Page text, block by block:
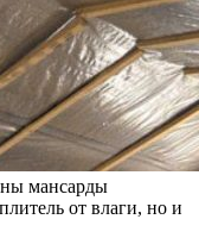
мансарды
от влаги, но и